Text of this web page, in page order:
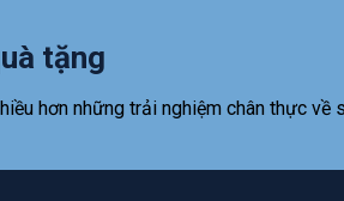
tặng
hơn những trải nghiệm chân thực về